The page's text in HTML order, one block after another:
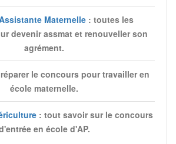
Maternelle: toutes les
devenir assmat et renouveller son
agrément.
le concours pour travailler en
école maternelle.
: tout savoir sur le concours
en école d'AP.